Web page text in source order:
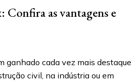
Confira as vantagens e
ganhado cada vez mais destaque
civil, na indústria ou em